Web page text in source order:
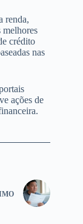
renda,
melhores
crédito
nas
ações de